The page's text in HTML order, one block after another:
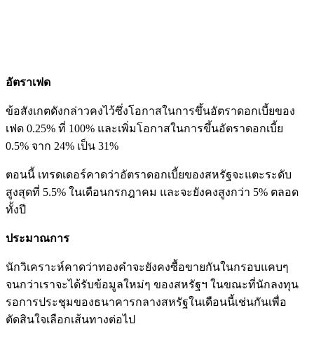
อัตราเฟด
ข้อสังเกตดังกล่าวคงไว้ซึ่งโอกาสในการขึ้นอัตราดอกเบี้ยของ
เฟด 0.25% ที่ 100% และเพิ่มโอกาสในการขึ้นอัตราดอกเบี้ย
0.5% จาก 24% เป็น 31%
ตอนนี้ เทรดเดอร์คาดว่าอัตราดอกเบี้ยของสหรัฐจะแตะระดับ
สูงสุดที่ 5.5% ในเดือนกรกฎาคม และจะยังคงสูงกว่า 5% ตลอด
ทั้งปี
ประมาณการ
นักวิเคราะห์คาดว่าทองคำจะยังคงซื้อขายกันในกรอบแคบๆ
จนกว่าเราจะได้รับข้อมูลใหม่ๆ ของสหรัฐฯ ในขณะที่นักลงทุน
รอการประชุมของธนาคารกลางสหรัฐในเดือนนี้เช่นกันเพื่อ
ตัดสินใจเลือกเส้นทางต่อไป